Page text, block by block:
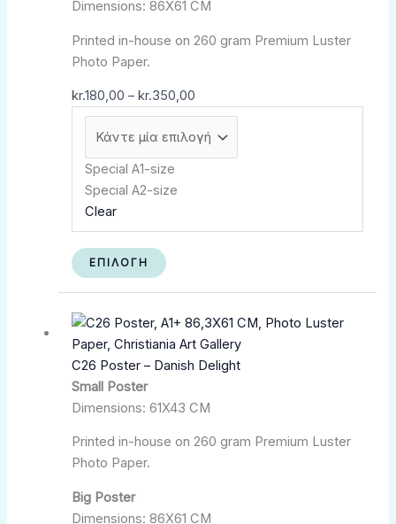
Dimensions: 86X61 CM
Printed in-house on 260 gram Premium Luster
Photo Paper.
kr.180,00 – kr.350,00
Special A1-size
Special A2-size
Clear
ΕΠΙΛΟΓΉ
σελίδα
προϊόντος
C26 Poster – Danish Delight
Small Poster
Dimensions: 61X43 CM
Printed in-house on 260 gram Premium Luster
Photo Paper.
Big Poster
Dimensions: 86X61 CM
range:
kr.180,00
through
το
προϊόν
έχει
παραλλαγές.
επιλογές
επιλεγούν